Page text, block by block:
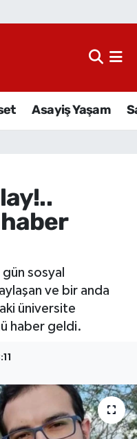
Asayiş Yaşam
sosyal
ve bir anda
üniversite
haber geldi.